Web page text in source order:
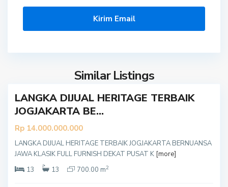
Similar Listings
LANGKA DIJUAL HERITAGE TERBAIK
JOGJAKARTA BE...
Rp 14.000.000.000
LANGKA DIJUAL HERITAGE TERBAIK JOGJAKARTA BERNUANSA
JAWA KLASIK FULL FURNISH DEKAT PUSAT K [more]
13
13 700.00 m2
B
a
n